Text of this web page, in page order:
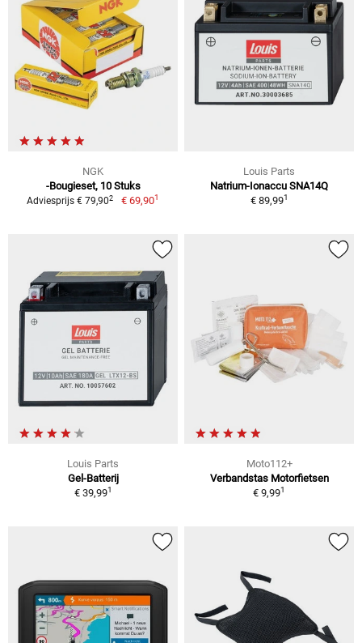
NGK
-Bougieset, 10 Stuks
Adviesprijs € 79,902 € 69,901
Louis Parts
Natrium-Ionaccu SNA14Q
€ 89,991
Louis Parts
Gel-Batterij
€ 39,991
Moto112+
Verbandstas Motorfietsen
€ 9,991